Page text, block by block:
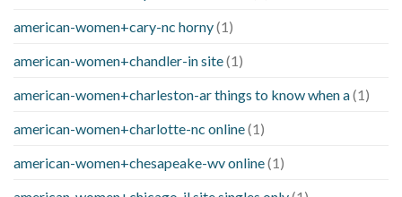
american-women+cary-nc horny(1)
american-women+chandler-in site(1)
american-women+charleston-ar things to know when a(1)
american-women+charlotte-nc online(1)
american-women+chesapeake-wv online(1)